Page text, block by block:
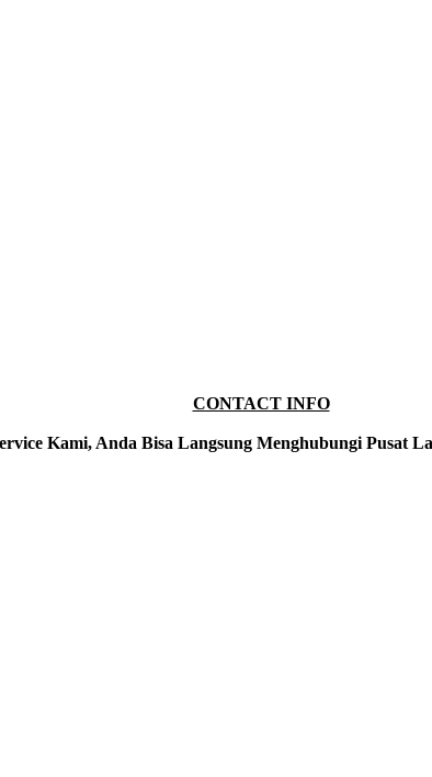
CONTACT INFO
Kami, Anda Bisa Langsung Menghubungi Pusat